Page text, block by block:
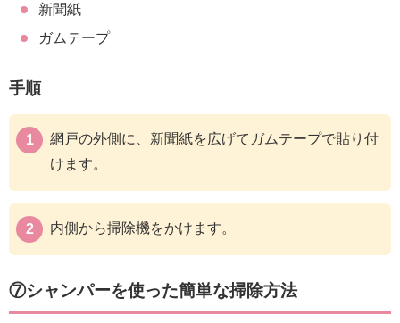
新聞紙
ガムテープ
手順
網戸の外側に、新聞紙を広げてガムテープで貼り付
けます。
内側から掃除機をかけます。
⑦シャンパーを使った簡単な掃除方法